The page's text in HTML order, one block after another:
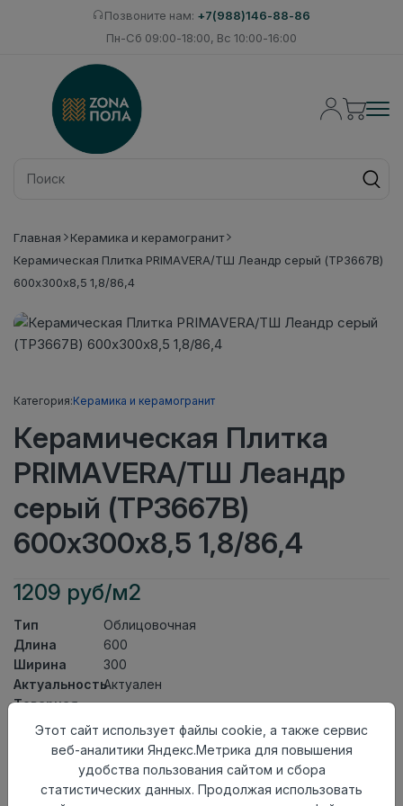
Позвоните нам: +7(988)146-88-86
Пн-Сб 09:00-18:00, Вс 10:00-16:00
Главная
Керамика и керамогранит
Керамическая Плитка PRIMAVERA/ТШ Леандр серый (ТР3667В)
600х300х8,5 1,8/86,4
Категория:Керамика и керамогранит
Керамическая Плитка
PRIMAVERA/ТШ Леандр
серый (ТР3667В)
600х300х8,5 1,8/86,4
1209 руб/м2
Тип
Облицовочная
Длина
600
Ширина
300
АктуальностьАктуален
Товарная
группа
Толщина
глянцевая
происхождения
Киргизия
Этот сайт использует файлы cookie, а также сервис
веб-аналитики Яндекс.Метрика для повышения
удобства пользования сайтом и сбора
статистических данных. Продолжая использовать